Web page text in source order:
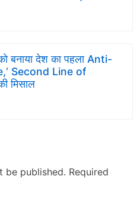
बनाया देश का पहला Anti-
Second Line of
मिसाल
be published. Required